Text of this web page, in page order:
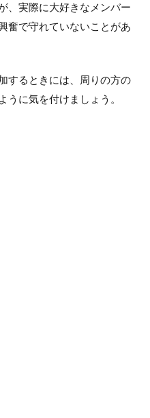
、実際に大好きなメンバー
奮で守れていないことがあ
するときには、周りの方の
うに気を付けましょう。